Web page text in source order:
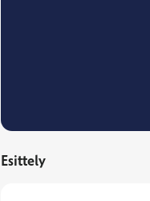
Esittely